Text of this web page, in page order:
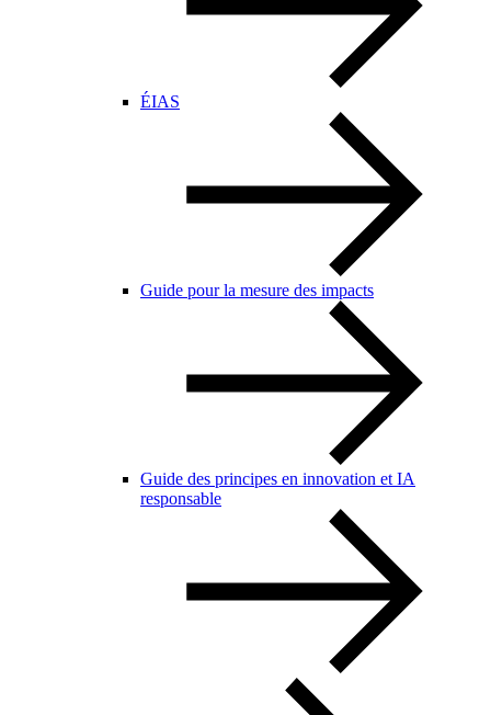
ÉIAS
Guide pour la mesure des impacts
Guide des principes en innovation et IA
responsable